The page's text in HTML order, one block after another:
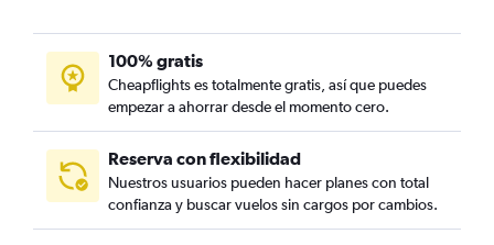
100% gratis
Cheapflights es totalmente gratis, así que puedes
empezar a ahorrar desde el momento cero.
Reserva con flexibilidad
Nuestros usuarios pueden hacer planes con total
confianza y buscar vuelos sin cargos por cambios.